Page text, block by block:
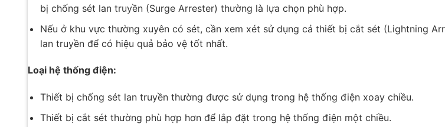
bị chống sét lan truyền (Surge Arrester) thường là lựa chọn phù hợp.
Nếu ở khu vực thường xuyên có sét, cần xem xét sử dụng cả thiết bị cắt sét (Lightning
lan truyền để có hiệu quả bảo vệ tốt nhất.
Loại hệ thống điện:
Thiết bị chống sét lan truyền thường được sử dụng trong hệ thống điện xoay chiều.
Thiết bị cắt sét thường phù hợp hơn để lắp đặt trong hệ thống điện một chiều.